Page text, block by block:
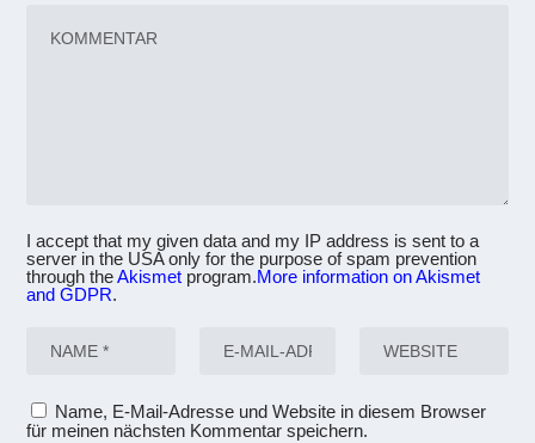
I accept that my given data and my IP address is sent to a
server in the USA only for the purpose of spam prevention
through theAkismet program.More information on Akismet
and GDPR.
Name, E-Mail-Adresse und Website in diesem Browser
für meinen nächsten Kommentar speichern.